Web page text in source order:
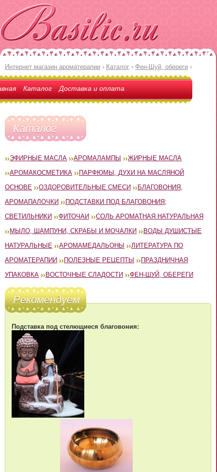
Интернет магазин ароматерапии › Каталог › Фен-Шуй, обереги ›
Каталог Доставка и оплата
Каталог
ЭФИРНЫЕ МАСЛА АРОМАЛАМПЫ
ЖИРНЫЕ МАСЛА
АРОМАКОСМЕТИКА
ПАРФЮМЫ, ДУХИ НА МАСЛЯНОЙ
ОСНОВЕ
ОЗДОРОВИТЕЛЬНЫЕ СМЕСИ
БЛАГОВОНИЯ,
АРОМАПАЛОЧКИ
ПОДСТАВКИ ПОД БЛАГОВОНИЯ;
СВЕТИЛЬНИКИ
ФИТОЧАИ
СОЛЬ АРОМАТНАЯ НАТУРАЛЬНАЯ
МЫЛО, ШАМПУНИ, СКРАБЫ И МОЧАЛКИ
ВОДЫ ДУШИСТЫЕ
НАТУРАЛЬНЫЕ
АРОМАМЕДАЛЬОНЫ
ЛИТЕРАТУРА ПО
АРОМАТЕРАПИИ
ПОЛЕЗНЫЕ РЕЦЕПТЫ
ПРАЗДНИЧНАЯ
УПАКОВКА
ВОСТОЧНЫЕ СЛАДОСТИ ФЕН-ШУЙ, ОБЕРЕГИ
Рекомендуем
Подставка под стелющиеся благовония: